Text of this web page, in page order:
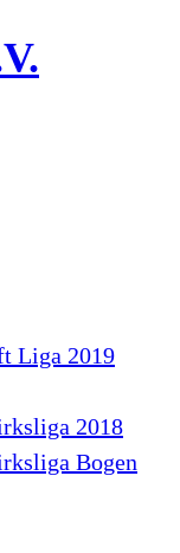
Liga 2019
2018
Bogen